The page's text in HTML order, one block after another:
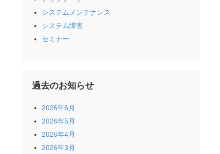
システムメンテナンス
システム障害
セミナー
過去のお知らせ
2026年6月
2026年5月
2026年4月
2026年3月